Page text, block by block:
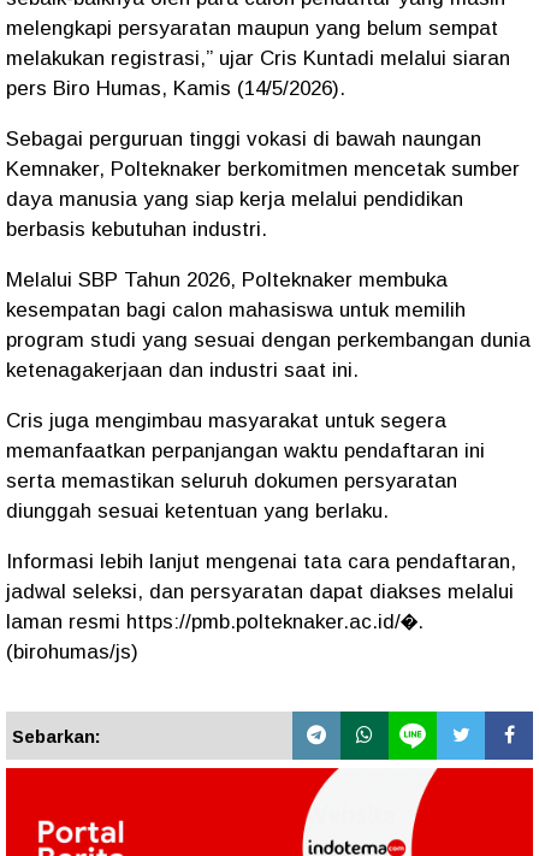
melengkapi persyaratan maupun yang belum sempat
melakukan registrasi,” ujar Cris Kuntadi melalui siaran
pers Biro Humas, Kamis (14/5/2026).
Sebagai perguruan tinggi vokasi di bawah naungan
Kemnaker, Polteknaker berkomitmen mencetak sumber
daya manusia yang siap kerja melalui pendidikan
berbasis kebutuhan industri.
Melalui SBP Tahun 2026, Polteknaker membuka
kesempatan bagi calon mahasiswa untuk memilih
program studi yang sesuai dengan perkembangan dunia
ketenagakerjaan dan industri saat ini.
Cris juga mengimbau masyarakat untuk segera
memanfaatkan perpanjangan waktu pendaftaran ini
serta memastikan seluruh dokumen persyaratan
diunggah sesuai ketentuan yang berlaku.
Informasi lebih lanjut mengenai tata cara pendaftaran,
jadwal seleksi, dan persyaratan dapat diakses melalui
laman resmi https://pmb.polteknaker.ac.id/⁠�.
(birohumas/js)
Sebarkan: